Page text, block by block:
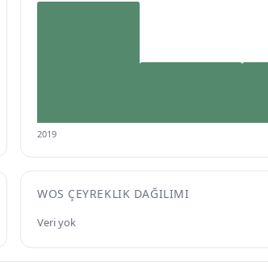
2019
WOS ÇEYREKLIK DAĞILIMI
Veri yok